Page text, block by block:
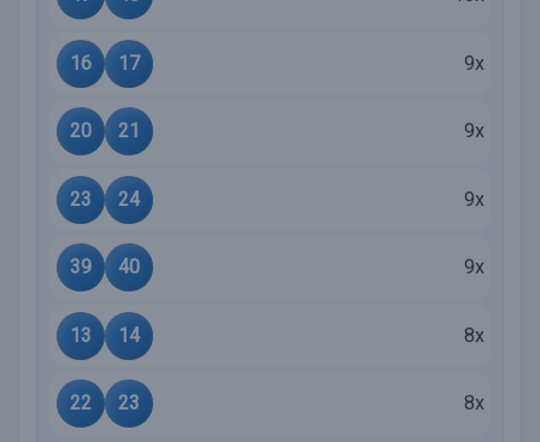
16 17 9x
20 21 9x
23 24 9x
39 40 9x
13 14 8x
22 23 8x